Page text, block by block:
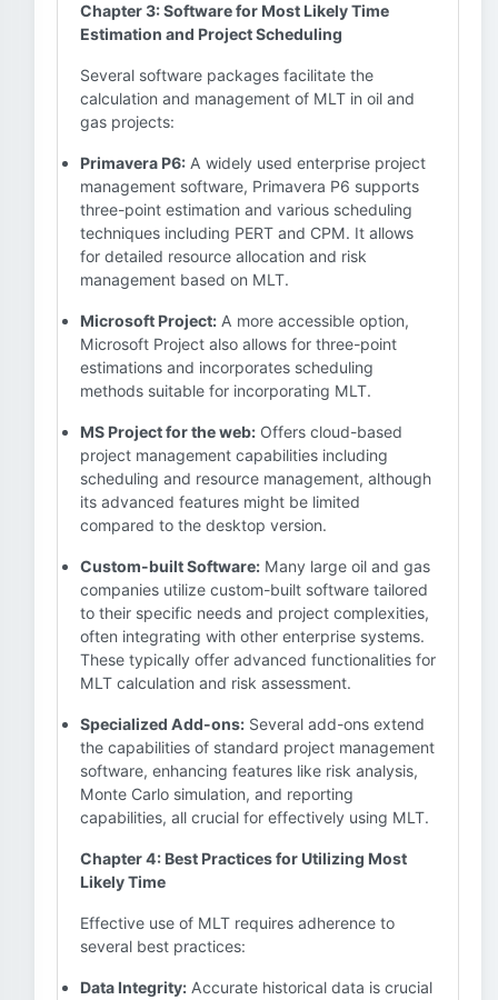
Chapter 3: Software for Most Likely Time
Estimation and Project Scheduling
Several software packages facilitate the
calculation and management of MLT in oil and
gas projects:
Primavera P6: A widely used enterprise project
management software, Primavera P6 supports
three-point estimation and various scheduling
techniques including PERT and CPM. It allows
for detailed resource allocation and risk
management based on MLT.
Microsoft Project: A more accessible option,
Microsoft Project also allows for three-point
estimations and incorporates scheduling
methods suitable for incorporating MLT.
MS Project for the web: Offers cloud-based
project management capabilities including
scheduling and resource management, although
its advanced features might be limited
compared to the desktop version.
Custom-built Software: Many large oil and gas
companies utilize custom-built software tailored
to their specific needs and project complexities,
often integrating with other enterprise systems.
These typically offer advanced functionalities for
MLT calculation and risk assessment.
Specialized Add-ons: Several add-ons extend
the capabilities of standard project management
software, enhancing features like risk analysis,
Monte Carlo simulation, and reporting
capabilities, all crucial for effectively using MLT.
Chapter 4: Best Practices for Utilizing Most
Likely Time
Effective use of MLT requires adherence to
several best practices:
Data Integrity: Accurate historical data is crucial